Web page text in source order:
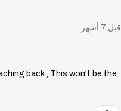
قبل 7 أشهر
back , This won't be the